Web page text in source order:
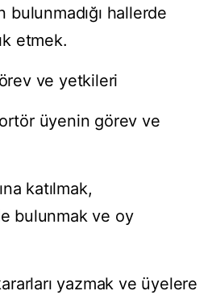
bulunmadığı hallerde
etmek.
ve yetkileri
üyenin görev ve
katılmak,
bulunmak ve oy
yazmak ve üyelere